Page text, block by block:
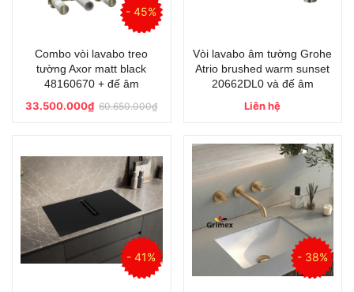
- 45%
Combo vòi lavabo treo
tường Axor matt black
48160670 + đế âm
33.500.000₫60.650.000₫
Vòi lavabo âm tường Grohe
Atrio brushed warm sunset
20662DL0 và đế âm
Liên hệ
- 41% - 38%